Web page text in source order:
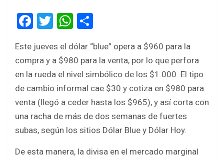
F
ce
b
o
o
k
T
tt
er
W
at
s
A
p
p
ar
e
Este jueves el dólar “blue” opera a $960 para la
compra y a $980 para la venta, por lo que perfora
en la rueda el nivel simbólico de los $1.000. El tipo
de cambio informal cae $30 y cotiza en $980 para
venta (llegó a ceder hasta los $965), y así corta con
una racha de más de dos semanas de fuertes
subas, según los sitios Dólar Blue y Dólar Hoy.
De esta manera, la divisa en el mercado marginal